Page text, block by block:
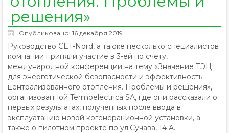
решения»
Опубликовано: 16 декабря 2019
Руководство CET-Nord, а также несколько специалистов
компании приняли участие в 3-ей по счету,
международной конференции на тему «Значение ТЭЦ
для энергетической безопасности и эффективность
централизованного отопления. Проблемы и решения»,
организованной Termoelectrica SA, где они рассказали о
первых результатах, полученных после ввода в
эксплуатацию новой когенерационной установки, а
также о пилотном проекте по ул.Сучава, 14 A.